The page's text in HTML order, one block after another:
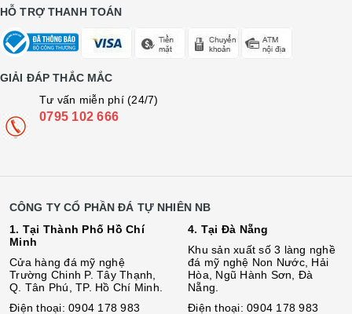
HỖ TRỢ THANH TOÁN
GIẢI ĐÁP THẮC MẮC
Tư vấn miễn phí (24/7)
0795 102 666
CÔNG TY CỔ PHẦN ĐÁ TỰ NHIÊN NB
1. Tại Thành Phố Hồ Chí
Minh
Cửa hàng đá mỹ nghệ
Trường Chinh P. Tây Thạnh,
Q. Tân Phú, TP. Hồ Chí Minh.
Điện thoại: 0904 178 983
4. Tại Đà Nẵng
Khu sản xuất số 3 làng nghề
đá mỹ nghệ Non Nước, Hải
Hòa, Ngũ Hành Sơn, Đà
Nẵng.
Điện thoại: 0904 178 983